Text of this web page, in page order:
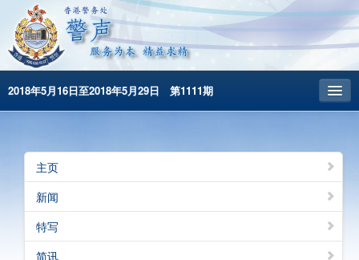
2018年5月16日至2018年5月29日 第1111期
昔日警声
警务处主页
繁體版
English
主页
新闻
特写
简讯